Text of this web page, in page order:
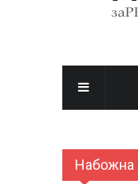
Набожна